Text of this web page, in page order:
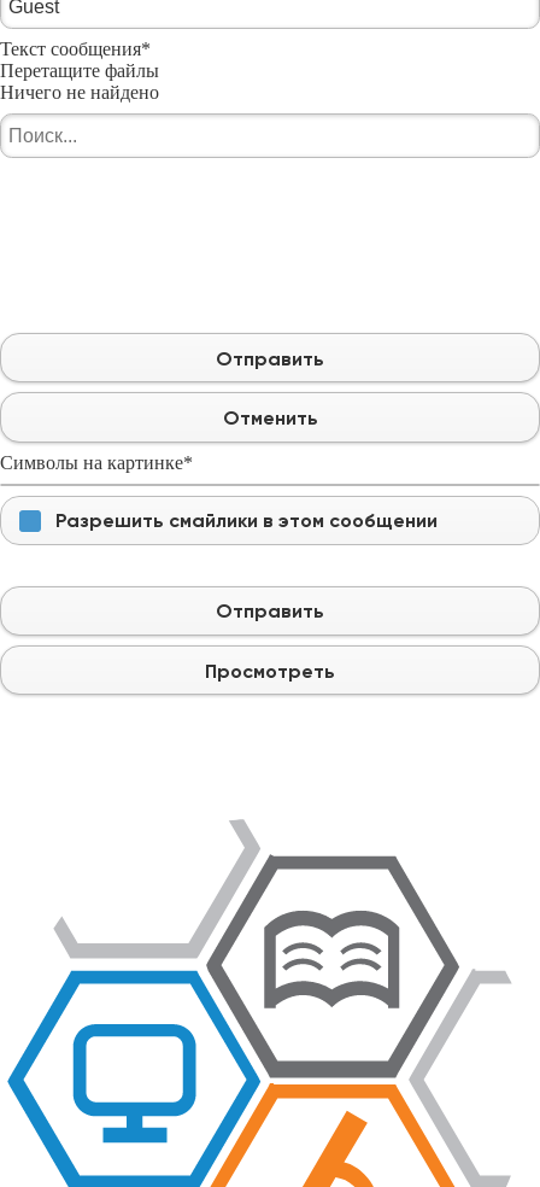
Текст сообщения*
Перетащите файлы
Ничего не найдено
Отправить
Отменить
Символы на картинке*
Разрешить смайлики в этом сообщении
Отправить
Просмотреть